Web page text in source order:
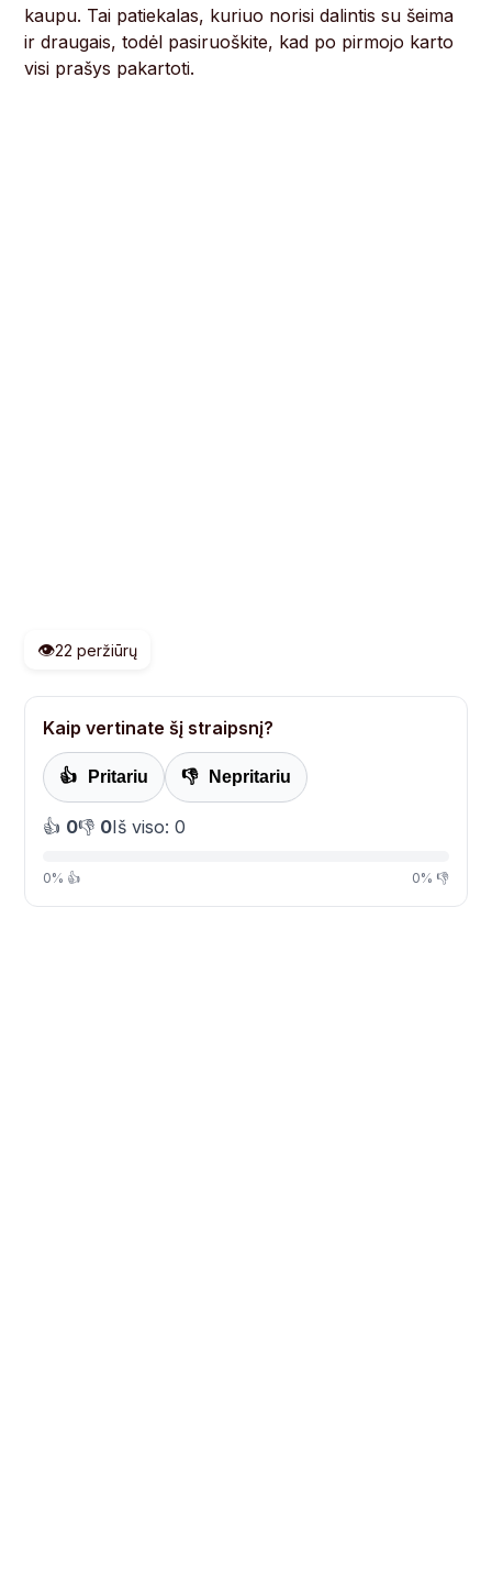
kaupu. Tai patiekalas, kuriuo norisi dalintis su šeima
ir draugais, todėl pasiruoškite, kad po pirmojo karto
visi prašys pakartoti.
👁️22 peržiūrų
Kaip vertinate šį straipsnį?
👍 Pritariu 👎 Nepritariu
👍 0👎 0Iš viso: 0
0% 👍 0% 👎